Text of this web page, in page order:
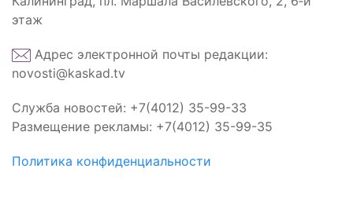
этаж
Адрес электронной почты редакции:
novosti@kaskad.tv
Служба новостей: +7(4012) 35-99-33
Размещение рекламы: +7(4012) 35-99-35
Политика конфиденциальности